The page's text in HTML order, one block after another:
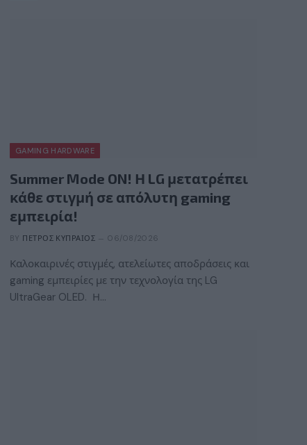
GAMING HARDWARE
Summer Mode ON! Η LG μετατρέπει
κάθε στιγμή σε απόλυτη gaming
εμπειρία!
BY ΠΈΤΡΟΣ ΚΥΠΡΑΊΟΣ 06/08/2026
Καλοκαιρινές στιγμές, ατελείωτες αποδράσεις και
gaming εμπειρίες με την τεχνολογία της LG
UltraGear OLED. Η…